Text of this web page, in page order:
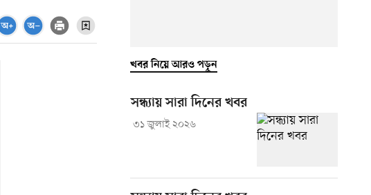
খবর নিয়ে আরও পড়ুন
সন্ধ্যায় সারা দিনের খবর
৩১ জুলাই ২০২৬